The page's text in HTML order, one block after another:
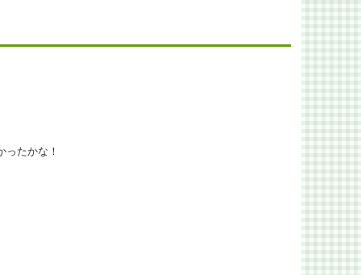
たかな！